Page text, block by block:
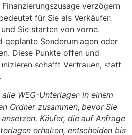
verzögern
für Sie als Verkäufer:
Sie starten von vorne.
geplante Sonderumlagen oder
Diese Punkte offen und
schafft Vertrauen, statt
alle WEG-Unterlagen in einem
Ordner zusammen, bevor Sie
Käufer, die auf Anfrage
erhalten, entscheiden bis